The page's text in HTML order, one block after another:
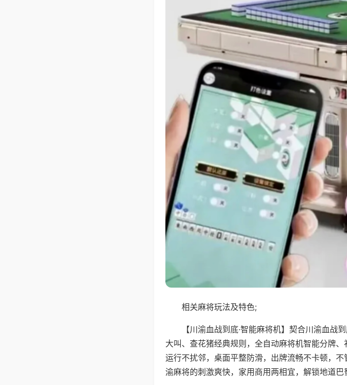
相关麻将玩法及特色;
【川渝血战到底·智能麻将机】契合川渝血
大叫、查花猪经典规则，全自动麻将机智能分牌
运行不扰邻，桌面平整防滑，出牌流畅不卡顿，
渝麻将的刺激爽快，家用商用两相宜，解锁地道巴